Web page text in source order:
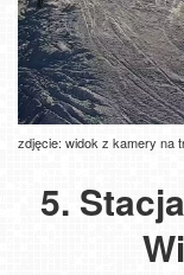
zdjęcie: widok z kamery na
5.